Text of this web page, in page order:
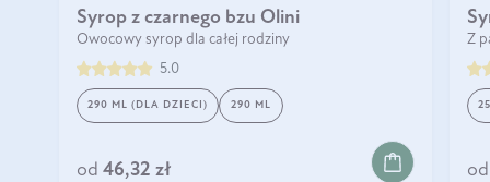
Syrop z czarnego bzu Olini
Owocowy syrop dla całej rodziny
5.0
290 ML (DLA DZIECI) 290 ML
od 46,32 zł
Z
od